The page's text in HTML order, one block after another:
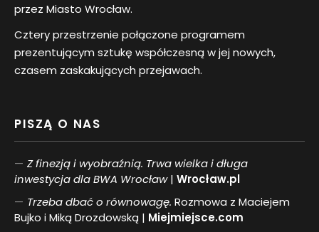
przez Miasto Wrocław.
Cztery przestrzenie połączone programem
prezentującym sztukę współczesną w jej nowych,
czasem zaskakujących przejawach.
PISZĄ O NAS
Z finezją i wyobraźnią. Trwa wielka i długa
inwestycja dla BWA Wrocław| Wrocław.pl
Trzeba dbać o równowagę. Rozmowa z Maciejem
Bujko i Miką Drozdowską | Miejmiejsce.com